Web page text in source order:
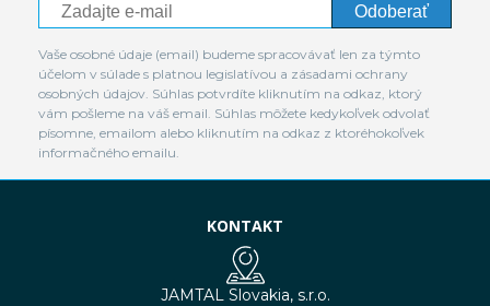
Odoberať
Vaše osobné údaje (email) budeme spracovávať len za týmto
účelom v súlade s platnou legislatívou a zásadami ochrany
osobných údajov. Súhlas potvrdíte kliknutím na odkaz, ktorý
vám pošleme na váš email. Súhlas môžete kedykoľvek odvolať
písomne, emailom alebo kliknutím na odkaz z ktoréhokoľvek
informačného emailu.
KONTAKT
JAMTAL Slovakia, s.r.o.